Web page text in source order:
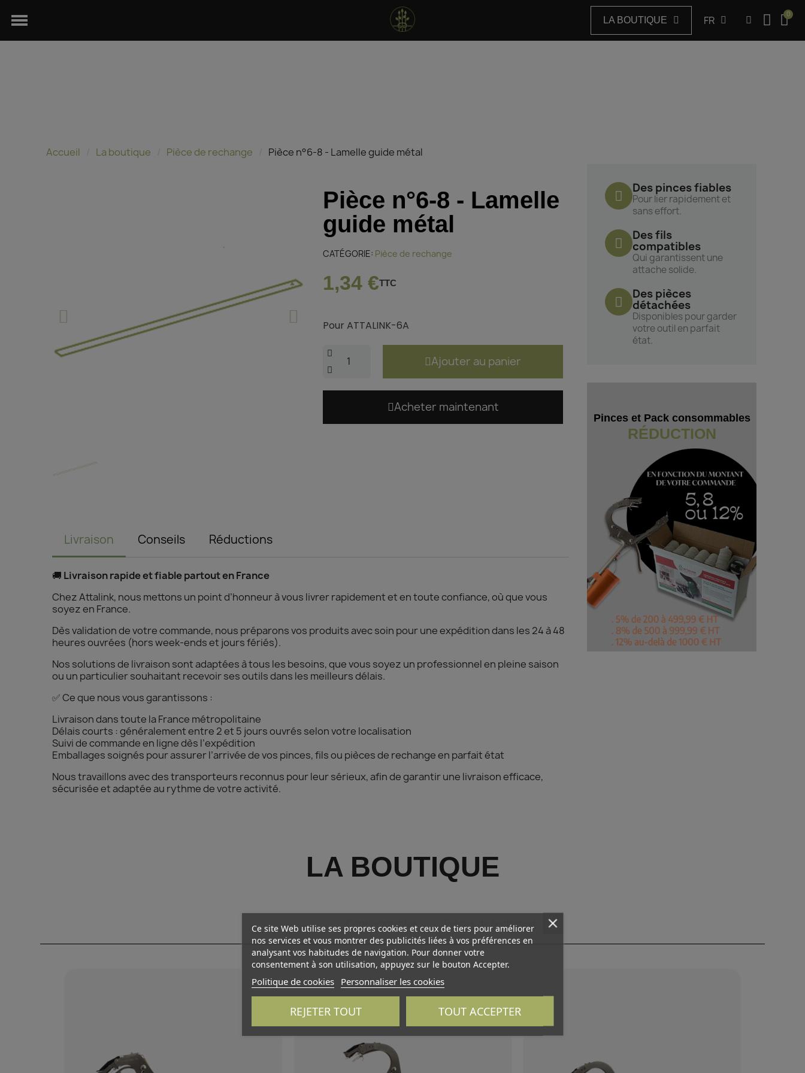
LA BOUTIQUE FR
Accueil La boutique Pièce de rechange Pièce n°6-8 - Lamelle guide métal
Pièce n°6-8 - Lamelle
guide métal
CATÉGORIE Pièce de rechange
1,34 €TTC
Pour ATTALINK-6A
Ajouter au panier
Acheter maintenant
Livraison Conseils Réductions
🚚 Livraison rapide et fiable partout en France
Chez Attalink, nous mettons un point d’honneur à vous livrer rapidement et en toute confiance, où que vous
soyez en France.
Dès validation de votre commande, nous préparons vos produits avec soin pour une expédition dans les 24 à 48
heures ouvrées (hors week-ends et jours fériés).
Nos solutions de livraison sont adaptées à tous les besoins, que vous soyez un professionnel en pleine saison
ou un particulier souhaitant recevoir ses outils dans les meilleurs délais.
✅ Ce que nous vous garantissons :
Livraison dans toute la France métropolitaine
Délais courts : généralement entre 2 et 5 jours ouvrés selon votre localisation
Suivi de commande en ligne dès l’expédition
Emballages soignés pour assurer l’arrivée de vos pinces, fils ou pièces de rechange en parfait état
Nous travaillons avec des transporteurs reconnus pour leur sérieux, afin de garantir une livraison efficace,
sécurisée et adaptée au rythme de votre activité.
Des pinces fiables
Pour lier rapidement et
sans effort.
Des fils
compatibles
Qui garantissent une
attache solide.
Des pièces
détachées
Disponibles pour garder
votre outil en parfait
état.
Pinces et Pack consommables
RÉDUCTION
LA BOUTIQUE
Pince à lier Consommables Pièces de rechange
Ce site Web utilise ses propres cookies et ceux de tiers pour améliorer
nos services et vous montrer des publicités liées à vos préférences en
analysant vos habitudes de navigation. Pour donner votre
consentement à son utilisation, appuyez sur le bouton Accepter.
Politique de cookies Personnaliser les cookies
REJETER TOUT TOUT ACCEPTER